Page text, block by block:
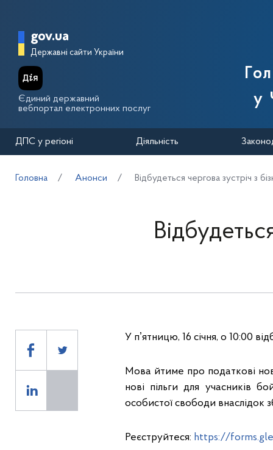
Головна сторінка Державної
gov.ua
Державні сайти України
Єдиний державний
вебпортал електронних послуг
у
ДПС у регіоні Діяльність
Головна Анонси Відбудеться чергова зустріч з
У пʼятницю, 16 січня, о 10:00
Мова йтиме про податкові
нові пільги для учасників
особистої свободи внаслідок
Реєструйтеся: https://